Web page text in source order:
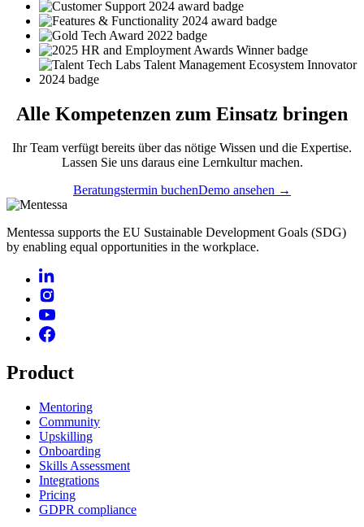
Alle Kompetenzen zum Einsatz bringen
Ihr Team verfügt bereits über das nötige Wissen und die Expertise.
Lassen Sie uns daraus eine Lernkultur machen.
Beratungstermin buchenDemo ansehen →
Mentessa supports the EU Sustainable Development Goals (SDG)
by enabling equal opportunities in the workplace.
Product
Mentoring
Community
Upskilling
Onboarding
Skills Assessment
Integrations
Pricing
GDPR compliance